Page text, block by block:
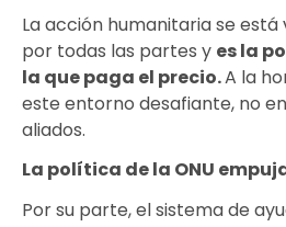
La acción humanitaria se
por todas las partes y es la
la que paga el precio.A la
este entorno desafiante, no
aliados.
La política de la ONU
Por su parte, el sistema de